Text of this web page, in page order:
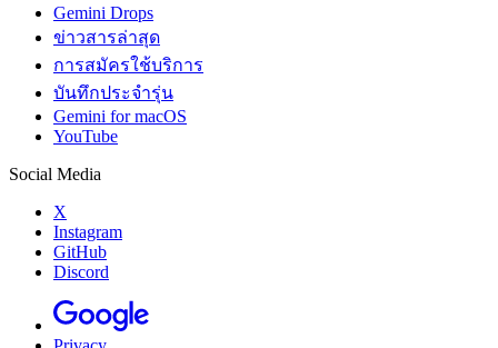
Gemini Drops
ข่าวสารล่าสุด
การสมัครใช้บริการ
บันทึกประจำรุ่น
Gemini for macOS
YouTube
Social Media
X
Instagram
GitHub
Discord